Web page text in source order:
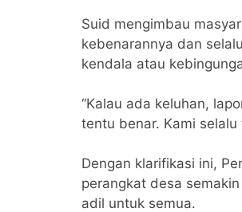
Suid mengimbau
kebenarannya dan
kendala atau
“Kalau ada keluhan,
tentu benar. Kami
Dengan klarifikasi ini,
perangkat desa
adil untuk semua.